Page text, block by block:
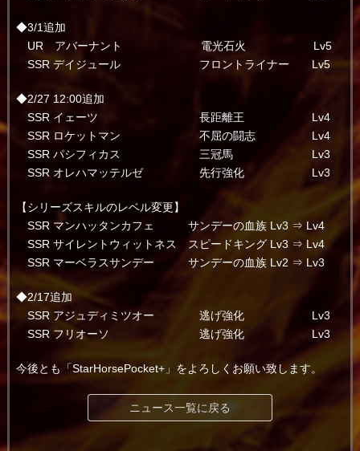
◆3/1追加
UR アバーナント 電光石火 Lv5
SSR デイジュール フロントライナー Lv5
◆2/27 12:00追加
SSR イェーツ 長距離王 Lv4
SSR ロケットマン 不屈の闘志 Lv4
SSR パシフィカス 三冠馬 Lv3
SSR オレハマッテルゼ 先行強化 Lv3
【シリーズスキルのレベル変更】
SSR マンハッタンカフェ サンデーの血族 Lv3 ⇒ Lv4
SSR サイレントウィットネス スピードキング Lv3 ⇒ Lv4
SSR マーベラスサンデー サンデーの血族 Lv2 ⇒ Lv3
◆2/17追加
SSR アジュディミツオー 逃げ強化 Lv3
SSR フリオーソ 逃げ強化 Lv3
今後とも「StarHorsePocket+」をよろしくお願い致します。
ニュース一覧に戻る